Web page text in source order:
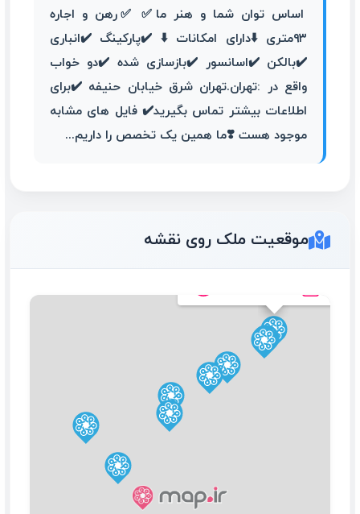
اساس توان شما و هنر ما✅️ ✅️رهن و اجاره
۹۳متری ⬇️دارای امکانات ⬇️ ✔️️پارکینگ ✔️انباری
✔️بالکن ✔️اسانسور ✔️بازسازی شده ✔️دو خواب
واقع در :تهران.تهران شرق خیابان حنیفه ✔️برای
اطلاعات بیشتر تماس بگیرید✔️ فایل های مشابه
موجود هست ❣️ما همین یک تخصص را داریم...
موقعیت ملک روی نقشه